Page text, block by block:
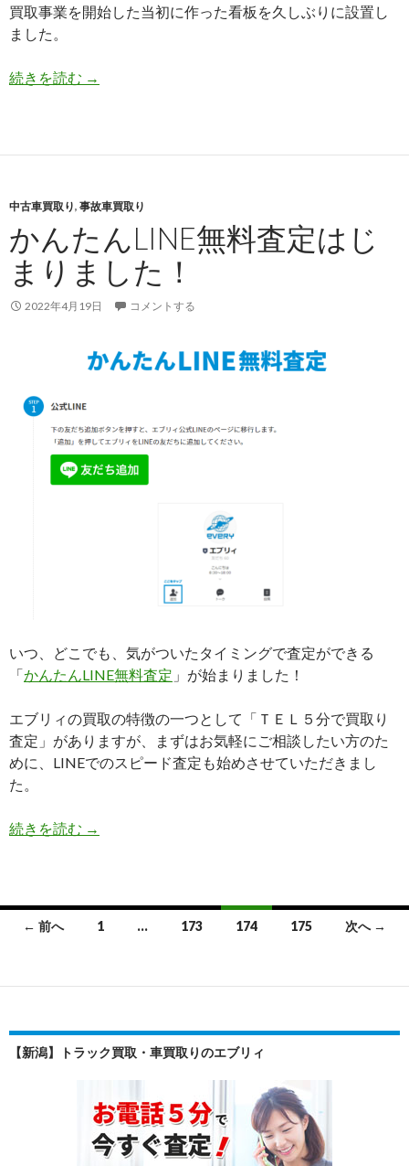
買取事業を開始した当初に作った看板を久しぶりに設置し
ました。
続きを読む
現
査
定・
出
張
定
無
→
中古車買取り, 事故車買取り
かんたんLINE無料査定はじ
まりました！
2022年4月19日 コメントする
いつ、どこでも、気がついたタイミングで査定ができる
「かんたんLINE無料査定 」が始まりました！
エブリィの買取の特徴の一つとして「ＴＥＬ５分で買取り
査定」がありますが、まずはお気軽にご相談したい方のた
めに、LINEでのスピード査定も始めさせていただきまし
た。
続きを読む
か
LINE
じ
ま
し
た！
→
ナ
ゲ
← 前へ 1 … 173 174 175 次へ →
【新潟】トラック買取・車買取りのエブリィ